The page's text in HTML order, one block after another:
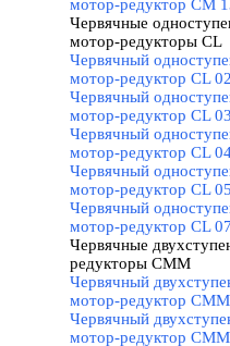
мотор-редуктор CM
Червячные
мотор-редукторы CL
Червячный
мотор-редуктор CL
Червячный
мотор-редуктор CL
Червячный
мотор-редуктор CL
Червячный
мотор-редуктор CL
Червячный
мотор-редуктор CL
Червячные
редукторы CMM
Червячный
мотор-редуктор
Червячный
мотор-редуктор